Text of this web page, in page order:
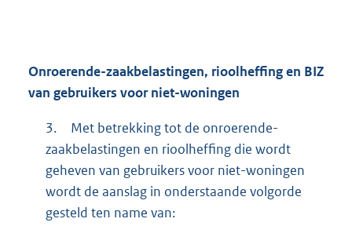
Onroerende-zaakbelastingen, rioolheffing en BIZ
van gebruikers voor niet-woningen
3.
Met betrekking tot de onroerende-
zaakbelastingen en rioolheffing die wordt
geheven van gebruikers voor niet-woningen
wordt de aanslag in onderstaande volgorde
gesteld ten name van: